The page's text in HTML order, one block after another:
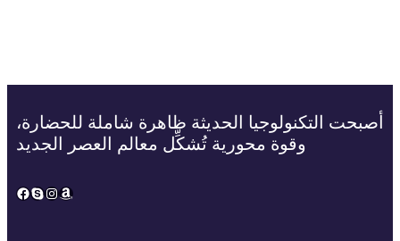
أصبحت التكنولوجيا الحديثة ظاهرة شاملة للحضارة،
وقوة محورية تُشكِّل معالم العصر الجديد
Facebook
Skype
Instagram
Amazon